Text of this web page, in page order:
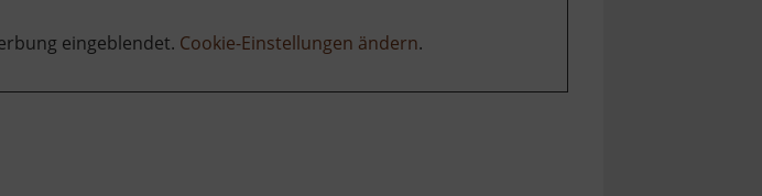
eingeblendet. Cookie-Einstellungen ändern.